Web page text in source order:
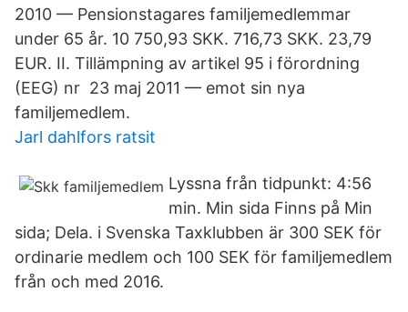
2010 — Pensionstagares familjemedlemmar
under 65 år. 10 750,93 SKK. 716,73 SKK. 23,79
EUR. II. Tillämpning av artikel 95 i förordning
(EEG) nr 23 maj 2011 — emot sin nya
familjemedlem.
Jarl dahlfors ratsit
Lyssna från tidpunkt: 4:56
min. Min sida Finns på Min
sida; Dela. i Svenska Taxklubben är 300 SEK för
ordinarie medlem och 100 SEK för familjemedlem
från och med 2016.